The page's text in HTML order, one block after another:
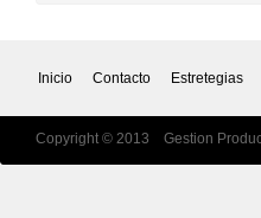
Inicio Contacto Estretegias
Copyright © 2013 Gestion